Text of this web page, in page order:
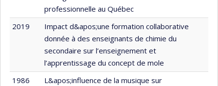
professionnelle au Québec
2019
Impact d&apos;une formation collaborative
donnée à des enseignants de chimie du
secondaire sur l’enseignement et
l’apprentissage du concept de mole
1986
L&apos;influence de la musique sur